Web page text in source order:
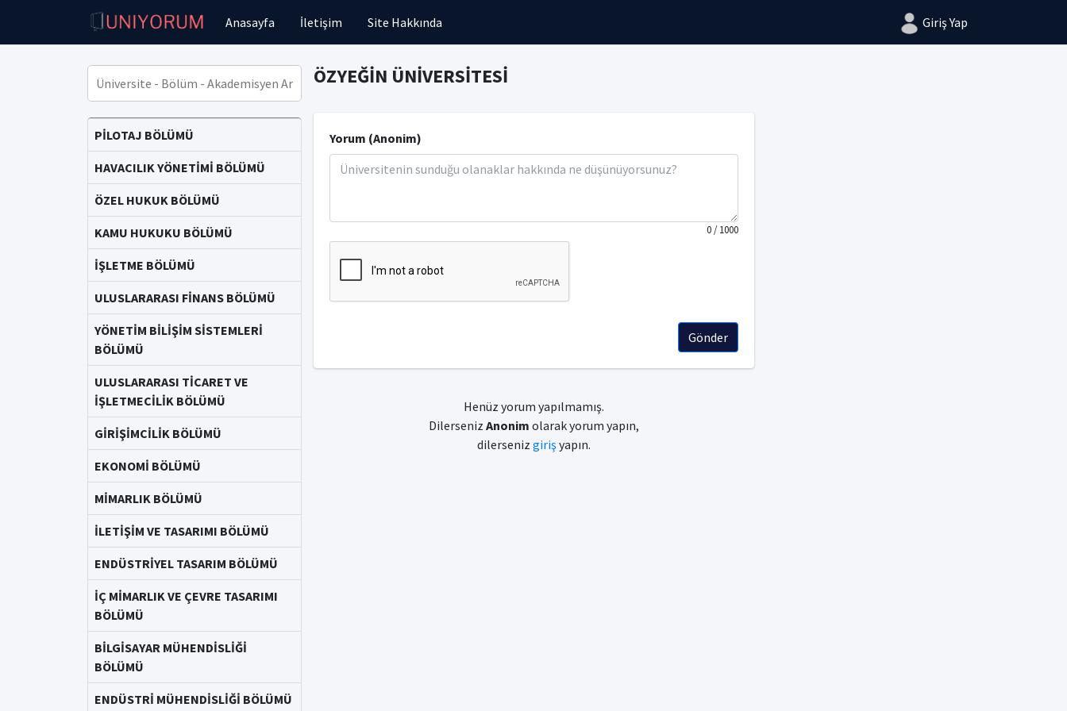
Giriş Yap
Anasayfa İletişim Site Hakkında
PİLOTAJ BÖLÜMÜ
HAVACILIK YÖNETİMİ BÖLÜMÜ
ÖZEL HUKUK BÖLÜMÜ
KAMU HUKUKU BÖLÜMÜ
İŞLETME BÖLÜMÜ
ULUSLARARASI FİNANS BÖLÜMÜ
YÖNETİM BİLİŞİM SİSTEMLERİ
BÖLÜMÜ
ULUSLARARASI TİCARET VE
İŞLETMECİLİK BÖLÜMÜ
GİRİŞİMCİLİK BÖLÜMÜ
EKONOMİ BÖLÜMÜ
MİMARLIK BÖLÜMÜ
İLETİŞİM VE TASARIMI BÖLÜMÜ
ENDÜSTRİYEL TASARIM BÖLÜMÜ
İÇ MİMARLIK VE ÇEVRE TASARIMI
BÖLÜMÜ
BİLGİSAYAR MÜHENDİSLİĞİ
BÖLÜMÜ
ENDÜSTRİ MÜHENDİSLİĞİ BÖLÜMÜ
ÖZYEĞİN ÜNİVERSİTESİ
Yorum (Anonim)
0/ 1000
Gönder
Henüz yorum yapılmamış.
Dilerseniz Anonim olarak yorum yapın,
dilerseniz girişyapın.